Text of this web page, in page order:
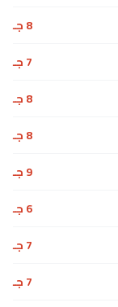
8 جـ
7 جـ
8 جـ
8 جـ
9 جـ
6 جـ
7 جـ
7 جـ